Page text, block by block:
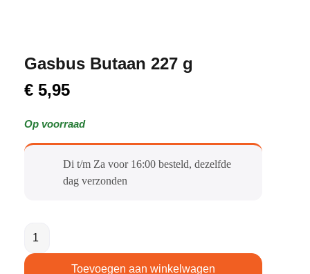
Gasbus Butaan 227 g
€ 5,95
Op voorraad
Di t/m Za voor 16:00 besteld, dezelfde
dag verzonden​
Toevoegen aan winkelwagen